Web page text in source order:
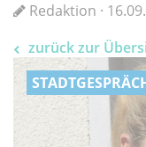
Redaktion ·
zurück zur